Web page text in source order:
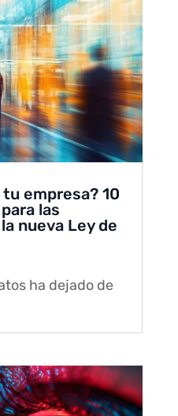
empresa? 10
las
nueva Ley de
ha dejado de